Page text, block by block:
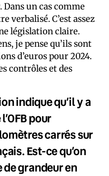
un cas comme
verbalisé. C’est assez
législation claire.
je pense qu’ils sont
d’euros pour 2024.
contrôles et des
indique qu’il y a
pour
carrés sur
Est-ce qu’on
de grandeur en